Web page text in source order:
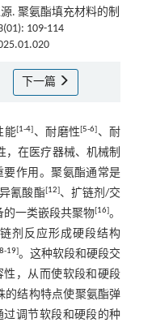
. 聚氨酯填充材料的制
109-114
下一篇
能[1-4] 、耐磨性[5-6] 、耐
，在医疗器械、机械制
作用。聚氨酯通常是
氰酸酯[12]、扩链剂/交
一类嵌段共聚物[16]。
剂反应形成硬段结构
-19]。这种软段和硬段交
，从而使软段和硬段
的结构特点使聚氨酯弹
调节软段和硬段的种